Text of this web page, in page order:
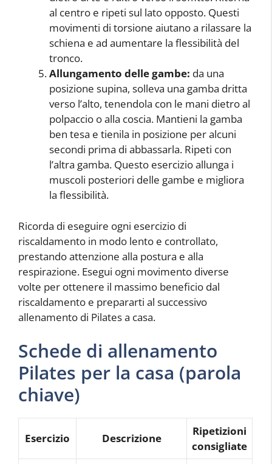
al centro e ripeti sul lato opposto. Questi
movimenti di torsione aiutano a rilassare la
schiena e ad aumentare la flessibilità del
tronco.
Allungamento delle gambe: da una
posizione supina, solleva una gamba dritta
verso l’alto, tenendola con le mani dietro al
polpaccio o alla coscia. Mantieni la gamba
ben tesa e tienila in posizione per alcuni
secondi prima di abbassarla. Ripeti con
l’altra gamba. Questo esercizio allunga i
muscoli posteriori delle gambe e migliora
la flessibilità.
Ricorda di eseguire ogni esercizio di
riscaldamento in modo lento e controllato,
prestando attenzione alla postura e alla
respirazione. Esegui ogni movimento diverse
volte per ottenere il massimo beneficio dal
riscaldamento e prepararti al successivo
allenamento di Pilates a casa.
Schede di allenamento
Pilates per la casa (parola
chiave)
Esercizio Descrizione
Ripetizioni
consigliate